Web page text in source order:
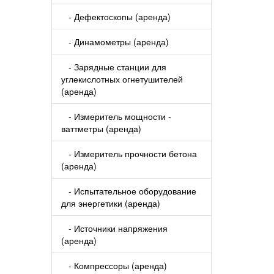
- Дефектоскопы (аренда)
- Динамометры (аренда)
- Зарядные станции для
углекислотных огнетушителей
(аренда)
- Измеритель мощности -
ваттметры (аренда)
- Измеритель прочности бетона
(аренда)
- Испытательное оборудование
для энергетики (аренда)
- Источники напряжения
(аренда)
- Компрессоры (аренда)